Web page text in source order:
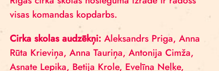
visas komandas kopdarbs.
Cirka skolas audzēkņi: Aleksandrs Priga, Anna
Rūta Krieviņa, Anna Tauriņa, Antonija Cimža,
Asnate Lepika, Betija Krole, Evelīna Neļķe,